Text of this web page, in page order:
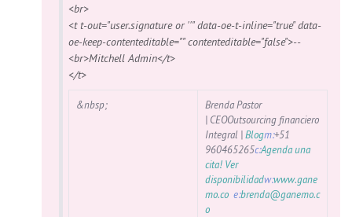
<br>
<t t-out="user.signature or ''" data-oe-t-inline="true" data-
oe-keep-contenteditable="" contenteditable="false">--
<br>Mitchell Admin</t>
</t>
&nbsp;
Brenda Pastor
| CEOOutsourcing financiero
Integral |Blogm:+51
960465265c:Agenda una
cita! Ver
disponibilidadw:www.gane
mo.co e:brenda@ganemo.c
o